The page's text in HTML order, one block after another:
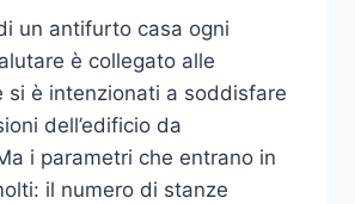
un antifurto casa ogni
è collegato alle
si è intenzionati a soddisfare
dell’edificio da
i parametri che entrano in
il numero di stanze